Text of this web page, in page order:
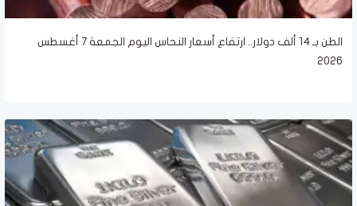
الطن بـ 14 ألف دولار.. ارتفاع أسعار النحاس اليوم الجمعة 7 أغسطس
2026